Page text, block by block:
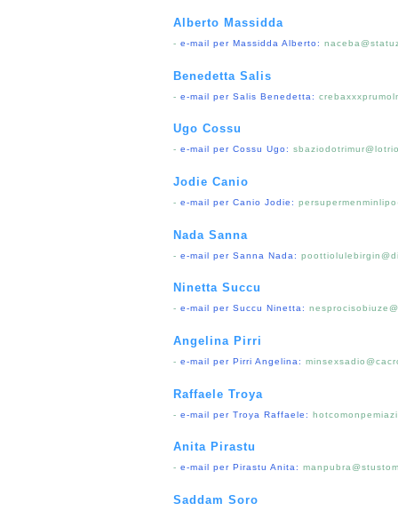
Alberto Massidda
- e-mail per Massidda Alberto:
Benedetta Salis
- e-mail per Salis Benedetta:
Ugo Cossu
- e-mail per Cossu Ugo:
Jodie Canio
- e-mail per Canio Jodie:
Nada Sanna
- e-mail per Sanna Nada:
Ninetta Succu
- e-mail per Succu Ninetta:
Angelina Pirri
- e-mail per Pirri Angelina:
Raffaele Troya
- e-mail per Troya Raffaele:
Anita Pirastu
- e-mail per Pirastu Anita:
Saddam Soro